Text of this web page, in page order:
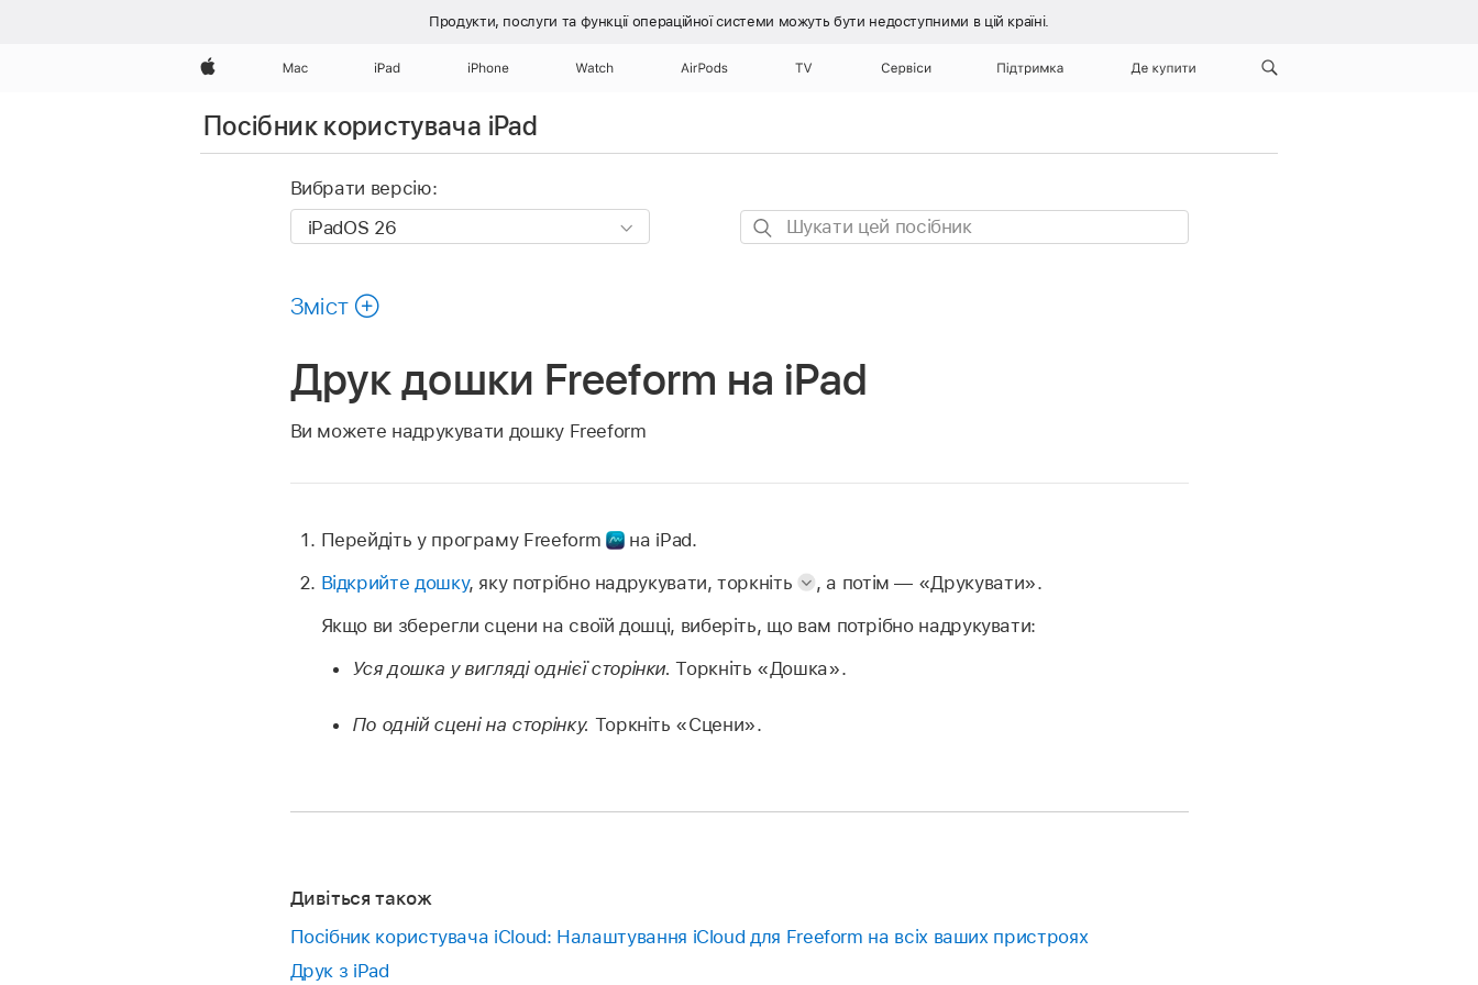
Продукти, послуги та функції операційної системи можуть бути недоступними в цій країні.
Apple Mac iPad iPhone Watch AirPods TV Сервіси Підтримка Де купити
Посібник користувача iPad
Вибрати версію:
Шукати
Зміст
Друк дошки Freeform на iPad
Ви можете надрукувати дошку Freeform
Перейдіть у програму Freeform
на iPad.
Відкрийте дошку, яку потрібно надрукувати, торкніть , а потім — «Друкувати».
Якщо ви зберегли сцени на своїй дошці, виберіть, що вам потрібно надрукувати:
Уся дошка у вигляді однієї сторінки. Торкніть «Дошка».
По одній сцені на сторінку. Торкніть «Сцени».
Дивіться також
Посібник користувача iCloud: Налаштування iCloud для Freeform на всіх ваших пристроях
Друк з iPad